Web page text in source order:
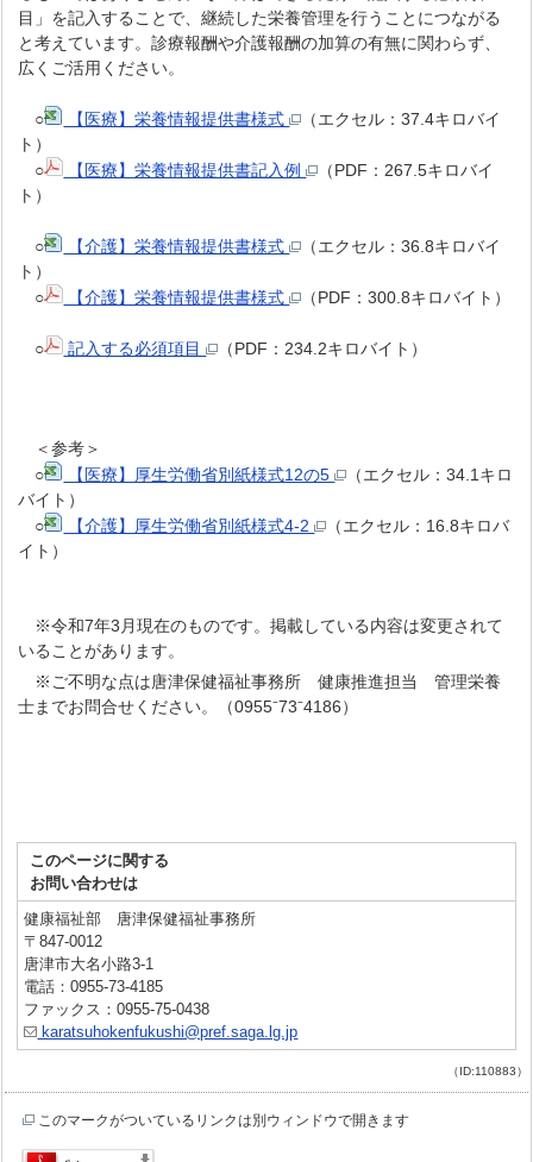
目」を記入することで、継続した栄養管理を行うことにつながる
と考えています。診療報酬や介護報酬の加算の有無に関わらず、
広くご活用ください。
○ 【医療】栄養情報提供書様式
（エクセル：37.4キロバイ
ト）
○
【医療】栄養情報提供書記入例
（PDF：267.5キロバイ
ト）
○ 【介護】栄養情報提供書様式
（エクセル：36.8キロバイ
ト）
○
【介護】栄養情報提供書様式 （PDF：300.8キロバイト）
○ 記入する必須項目 （PDF：234.2キロバイト）
＜参考＞
○
【医療】厚生労働省別紙様式12の5
（エクセル：34.1キロ
バイト）
○
【介護】厚生労働省別紙様式4‐2
（エクセル：16.8キロバ
イト）
※令和7年3月現在のものです。掲載している内容は変更されて
いることがあります。
※ご不明な点は唐津保健福祉事務所 健康推進担当 管理栄養
士までお問合せください。（0955⁻73⁻4186）
このページに関する
お問い合わせは
健康福祉部 唐津保健福祉事務所
〒847-0012
唐津市大名小路3-1
電話：0955-73-4185
ファックス：0955-75-0438
karatsuhokenfukushi@pref.saga.lg.jp
（ID:110883）
このマークがついているリンクは別ウィンドウで開きます